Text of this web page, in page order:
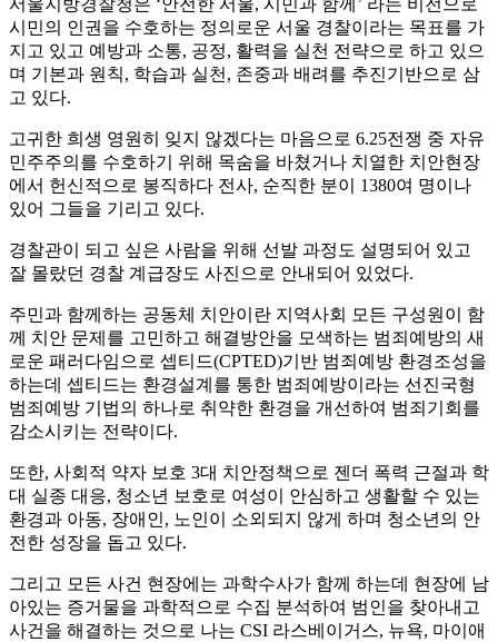
서울지방경찰청은 ‘안전한 서울, 시민과 함께’ 라는 비전으로
시민의 인권을 수호하는 정의로운 서울 경찰이라는 목표를 가
지고 있고 예방과 소통, 공정, 활력을 실천 전략으로 하고 있으
며 기본과 원칙, 학습과 실천, 존중과 배려를 추진기반으로 삼
고 있다.
고귀한 희생 영원히 잊지 않겠다는 마음으로 6.25전쟁 중 자유
민주주의를 수호하기 위해 목숨을 바쳤거나 치열한 치안현장
에서 헌신적으로 봉직하다 전사, 순직한 분이 1380여 명이나
있어 그들을 기리고 있다.
경찰관이 되고 싶은 사람을 위해 선발 과정도 설명되어 있고
잘 몰랐던 경찰 계급장도 사진으로 안내되어 있었다.
주민과 함께하는 공동체 치안이란 지역사회 모든 구성원이 함
께 치안 문제를 고민하고 해결방안을 모색하는 범죄예방의 새
로운 패러다임으로 셉티드(CPTED)기반 범죄예방 환경조성을
하는데 셉티드는 환경설계를 통한 범죄예방이라는 선진국형
범죄예방 기법의 하나로 취약한 환경을 개선하여 범죄기회를
감소시키는 전략이다.
또한, 사회적 약자 보호 3대 치안정책으로 젠더 폭력 근절과 학
대 실종 대응, 청소년 보호로 여성이 안심하고 생활할 수 있는
환경과 아동, 장애인, 노인이 소외되지 않게 하며 청소년의 안
전한 성장을 돕고 있다.
그리고 모든 사건 현장에는 과학수사가 함께 하는데 현장에 남
아있는 증거물을 과학적으로 수집 분석하여 범인을 찾아내고
사건을 해결하는 것으로 나는 CSI 라스베이거스, 뉴욕, 마이애